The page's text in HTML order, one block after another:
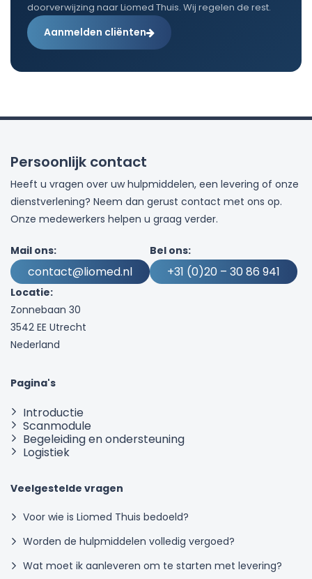
doorverwijzing naar Liomed Thuis. Wij regelen de rest.
Aanmelden cliënten
Persoonlijk contact
Heeft u vragen over uw hulpmiddelen, een levering of onze
dienstverlening? Neem dan gerust contact met ons op.
Onze medewerkers helpen u graag verder.
Mail ons:
contact@liomed.nl
Bel ons:
+31 (0)20 – 30 86 941
Locatie:
Zonnebaan 30
3542 EE Utrecht
Nederland
Pagina's
Introductie
Scanmodule
Begeleiding en ondersteuning
Logistiek
Veelgestelde vragen
Voor wie is Liomed Thuis bedoeld?
Worden de hulpmiddelen volledig vergoed?
Wat moet ik aanleveren om te starten met levering?